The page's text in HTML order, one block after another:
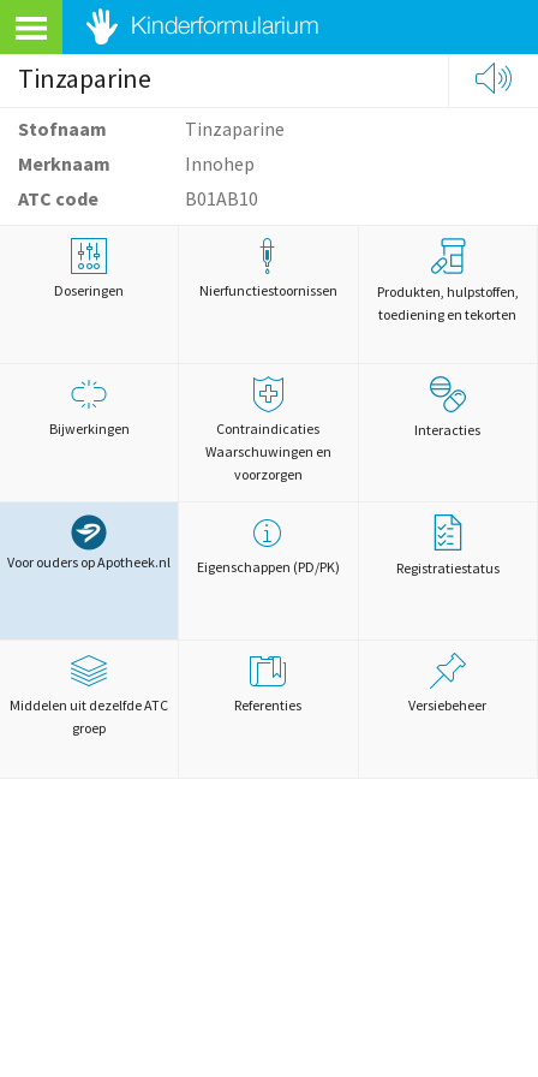
Tinzaparine
Stofnaam
Tinzaparine
Merknaam
Innohep
ATC code
B01AB10
Doseringen Nierfunctiestoornissen
Produkten, hulpstoffen,
toediening en tekorten
Bijwerkingen
Contraindicaties
Waarschuwingen en
voorzorgen
Interacties
Voor ouders op Apotheek.nl Eigenschappen (PD/PK) Registratiestatus
Middelen uit dezelfde ATC
groep
Referenties Versiebeheer